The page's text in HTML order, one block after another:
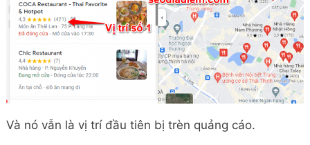
Và nó vẫn là vị trí đầu tiên bị trèn quảng cáo.